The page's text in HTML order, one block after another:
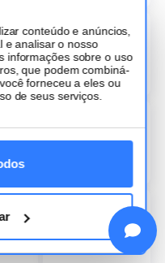
conteúdo e anúncios,
e analisar o nosso
informações sobre o uso
que podem combiná-
forneceu a eles ou
de seus serviços.